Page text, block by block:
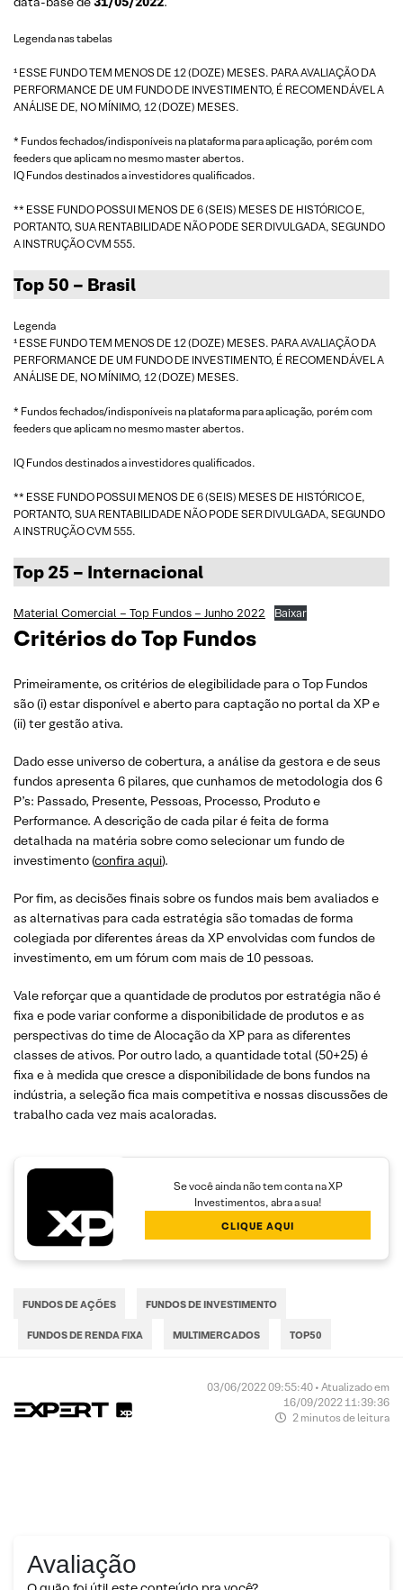
Legenda nas tabelas
¹ ESSE FUNDO TEM MENOS DE 12 (DOZE) MESES. PARA AVALIAÇÃO DA
PERFORMANCE DE UM FUNDO DE INVESTIMENTO, É RECOMENDÁVEL A
ANÁLISE DE, NO MÍNIMO, 12 (DOZE) MESES.
* Fundos fechados/indisponíveis na plataforma para aplicação, porém com
feeders que aplicam no mesmo master abertos.
IQ Fundos destinados a investidores qualificados.
** ESSE FUNDO POSSUI MENOS DE 6 (SEIS) MESES DE HISTÓRICO E,
PORTANTO, SUA RENTABILIDADE NÃO PODE SER DIVULGADA, SEGUNDO
A INSTRUÇÃO CVM 555.
Top 50 – Brasil
Legenda
¹ ESSE FUNDO TEM MENOS DE 12 (DOZE) MESES. PARA AVALIAÇÃO DA
PERFORMANCE DE UM FUNDO DE INVESTIMENTO, É RECOMENDÁVEL A
ANÁLISE DE, NO MÍNIMO, 12 (DOZE) MESES.
* Fundos fechados/indisponíveis na plataforma para aplicação, porém com
feeders que aplicam no mesmo master abertos.
IQ Fundos destinados a investidores qualificados.
** ESSE FUNDO POSSUI MENOS DE 6 (SEIS) MESES DE HISTÓRICO E,
PORTANTO, SUA RENTABILIDADE NÃO PODE SER DIVULGADA, SEGUNDO
A INSTRUÇÃO CVM 555.
Top 25 – Internacional
Material Comercial – Top Fundos – Junho 2022 Baixar
Critérios do Top Fundos
Primeiramente, os critérios de elegibilidade para o Top Fundos
são (i) estar disponível e aberto para captação no portal da XP e
(ii) ter gestão ativa.
Dado esse universo de cobertura, a análise da gestora e de seus
fundos apresenta 6 pilares, que cunhamos de metodologia dos 6
P’s: Passado, Presente, Pessoas, Processo, Produto e
Performance. A descrição de cada pilar é feita de forma
detalhada na matéria sobre como selecionar um fundo de
investimento (confira aqui).
Por fim, as decisões finais sobre os fundos mais bem avaliados e
as alternativas para cada estratégia são tomadas de forma
colegiada por diferentes áreas da XP envolvidas com fundos de
investimento, em um fórum com mais de 10 pessoas.
Vale reforçar que a quantidade de produtos por estratégia não é
fixa e pode variar conforme a disponibilidade de produtos e as
perspectivas do time de Alocação da XP para as diferentes
classes de ativos. Por outro lado, a quantidade total (50+25) é
fixa e à medida que cresce a disponibilidade de bons fundos na
indústria, a seleção fica mais competitiva e nossas discussões de
trabalho cada vez mais acaloradas.
Se você ainda não tem conta na XP
Investimentos, abra a sua!
CLIQUE AQUI
FUNDOS DE AÇÕES FUNDOS DE INVESTIMENTO
FUNDOS DE RENDA FIXA MULTIMERCADOS TOP50
03/06/2022 09:55:40 • Atualizado em
16/09/2022 11:39:36
2 minutos de leitura
Avaliação